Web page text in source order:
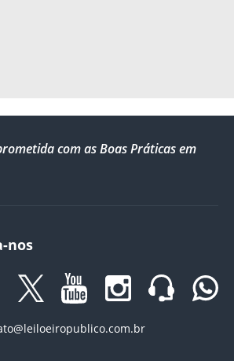
com as Boas Práticas em
nos